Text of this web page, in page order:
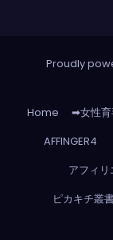
Proudly
Home ➡女性育
AFFINGER4
アフィ
ピカキチ叢